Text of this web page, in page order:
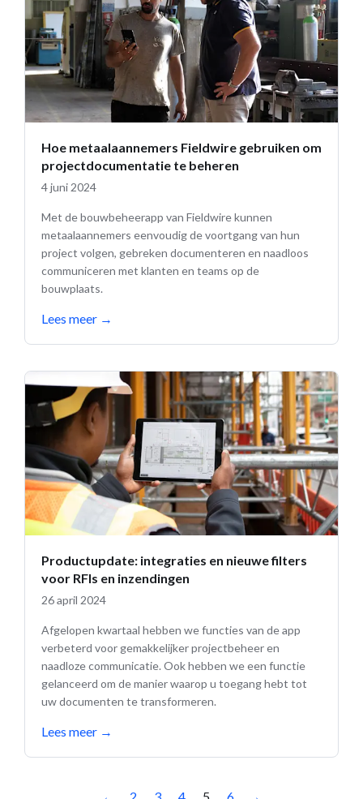
Hoe metaalaannemers Fieldwire gebruiken om
projectdocumentatie te beheren
4 juni 2024
Met de bouwbeheerapp van Fieldwire kunnen
metaalaannemers eenvoudig de voortgang van hun
project volgen, gebreken documenteren en naadloos
communiceren met klanten en teams op de
bouwplaats.
Lees meer →
Productupdate: integraties en nieuwe filters
voor RFIs en inzendingen
26 april 2024
Afgelopen kwartaal hebben we functies van de app
verbeterd voor gemakkelijker projectbeheer en
naadloze communicatie. Ook hebben we een functie
gelanceerd om de manier waarop u toegang hebt tot
uw documenten te transformeren.
Lees meer →
← 2 3 4 5 6 →